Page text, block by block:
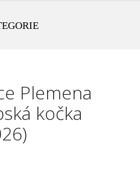
Plemena
kočka